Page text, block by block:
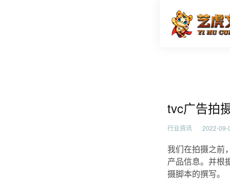
tvc广告
tvc广告拍
行业资讯 2022-09-
我们在拍摄之前
产品信息。并根
摄脚本的撰写。